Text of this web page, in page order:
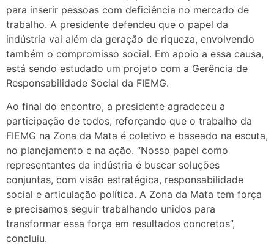
para inserir pessoas com deficiência no mercado de
trabalho. A presidente defendeu que o papel da
indústria vai além da geração de riqueza, envolvendo
também o compromisso social. Em apoio a essa causa,
está sendo estudado um projeto com a Gerência de
Responsabilidade Social da FIEMG.
Ao final do encontro, a presidente agradeceu a
participação de todos, reforçando que o trabalho da
FIEMG na Zona da Mata é coletivo e baseado na escuta,
no planejamento e na ação. “Nosso papel como
representantes da indústria é buscar soluções
conjuntas, com visão estratégica, responsabilidade
social e articulação política. A Zona da Mata tem força
e precisamos seguir trabalhando unidos para
transformar essa força em resultados concretos”,
concluiu.